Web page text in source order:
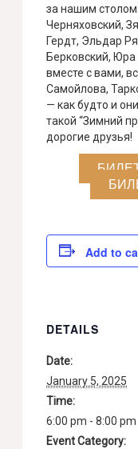
за нашим
Черняховский,
Гердт, Эльдар
Берковский,
вместе с вами,
Самойлова,
— как будто и
такой “Зимний
дорогие друзья!
Add to
DETAILS
Date:
January 5, 2025
Time:
6:00 pm - 8:00 pm
Event Category: